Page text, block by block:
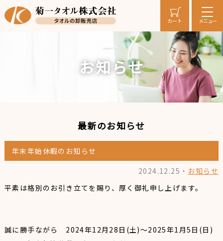
メニュー
カート
お知らせ
最新のお知らせ
年末年始休暇のお知らせ
2024.12.25・ お知らせ
平素は格別のお引き立てを賜り、厚く御礼申し上げます。
誠に勝手ながら 2024年12月28日(土)～2025年1月5日(日)